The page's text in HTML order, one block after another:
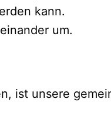
kann.
um.
ist unsere